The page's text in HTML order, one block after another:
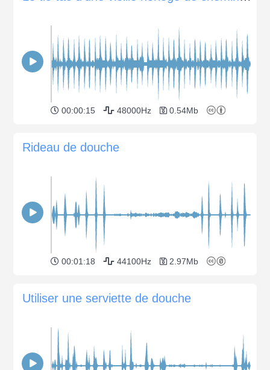
00:00:15 48000Hz 0.54Mb
Rideau de douche
00:01:18 44100Hz 2.97Mb
Utiliser une serviette de douche